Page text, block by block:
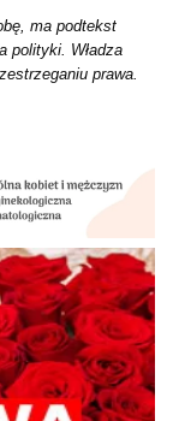
ma podtekst
polityki. Władza
prawa.